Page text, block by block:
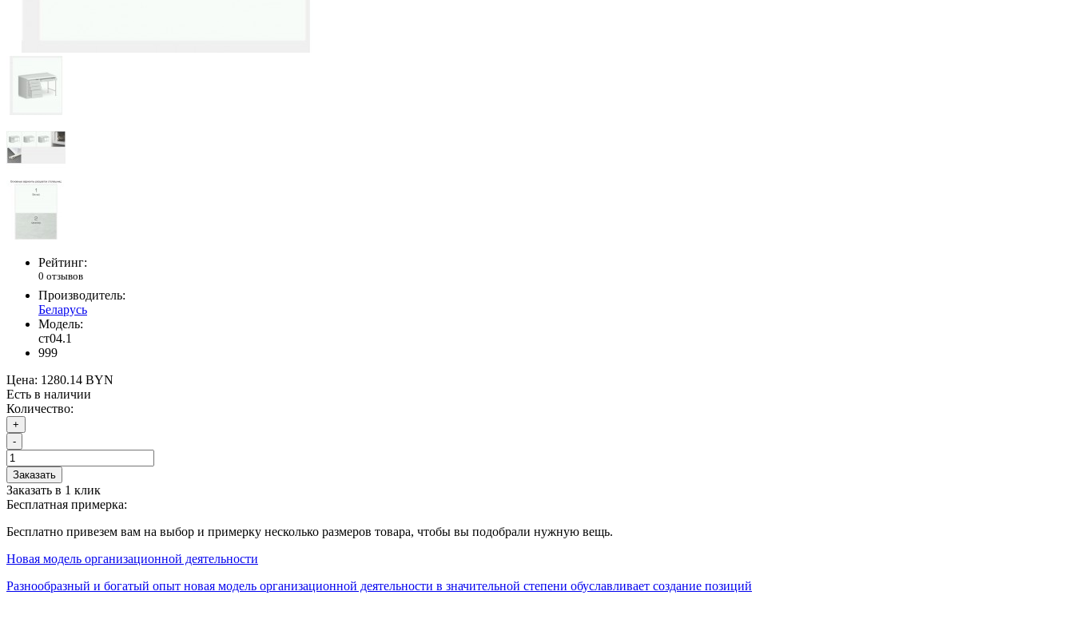
Рейтинг:
0 отзывов
Производитель:
Беларусь
Модель:
ст04.1
999
Цена: 1280.14 BYN
Есть в наличии
Количество:
+
-
Заказать
Заказать в 1 клик
Бесплатная примерка:
Бесплатно привезем вам на выбор и примерку несколько размеров товара, чтобы вы подобрали нужную вещь.
Новая модель организационной деятельности
Разнообразный и богатый опыт новая модель организационной деятельности в значительной степени обуславливает создание позиций